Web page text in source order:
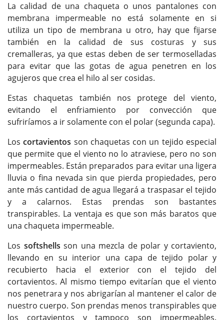
La calidad de una chaqueta o unos pantalones con
membrana impermeable no está solamente en si
utiliza un tipo de membrana u otro, hay que fijarse
también en la calidad de sus costuras y sus
cremalleras, ya que estas deben de ser termoselladas
para evitar que las gotas de agua penetren en los
agujeros que crea el hilo al ser cosidas.
Estas chaquetas también nos protege del viento,
evitando el enfriamiento por convección que
sufriríamos a ir solamente con el polar (segunda capa).
Loscortavientos son chaquetas con un tejido especial
que permite que el viento no lo atraviese, pero no son
impermeables. Están preparados para evitar una ligera
lluvia o fina nevada sin que pierda propiedades, pero
ante más cantidad de agua llegará a traspasar el tejido
y a calarnos. Estas prendas son bastantes
transpirables. La ventaja es que son más baratos que
una chaqueta impermeable.
Los softshells son una mezcla de polar y cortaviento,
llevando en su interior una capa de tejido polar y
recubierto hacia el exterior con el tejido del
cortavientos. Al mismo tiempo evitarían que el viento
nos penetrara y nos abrigarían al mantener el calor de
nuestro cuerpo. Son prendas menos transpirables que
los cortavientos y tampoco son impermeables.